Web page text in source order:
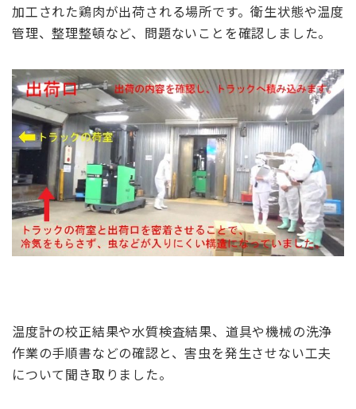
加工された鶏肉が出荷される場所です。衛生状態や温度
管理、整理整頓など、問題ないことを確認しました。
温度計の校正結果や水質検査結果、道具や機械の洗浄
作業の手順書などの確認と、害虫を発生させない工夫
について聞き取りました。